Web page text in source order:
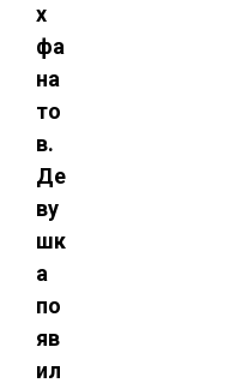
х
фа
на
то
в.
Де
ву
шк
а
по
яв
ил